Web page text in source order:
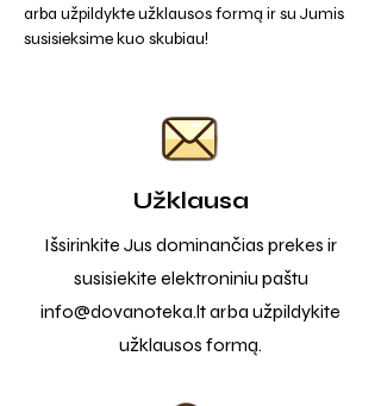
arba užpildykte užklausos formą ir su Jumis
susisieksime kuo skubiau!
Užklausa
Išsirinkite Jus dominančias prekes ir
susisiekite elektroniniu paštu
info@dovanoteka.ltarba užpildykite
užklausos formą.